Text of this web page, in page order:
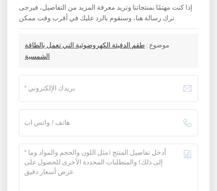
إذا كنت مهتمًا بمنتجاتنا وتريد معرفة المزيد من التفاصيل، فيرجى
ترك رسالة هنا، وسنقوم بالرد عليك في أقرب وقت ممكن.
موضوع :طقم الدفيئة الكهروضوئية التي تعمل بالطاقة
الشمسية